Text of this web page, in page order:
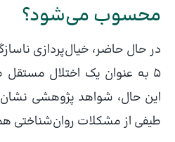
محسوب می‌شود؟
5 به عنوان یک اختلال
این حال، شواهد پژوهشی نشان
طیفی از مشکلات روان‌شناختی